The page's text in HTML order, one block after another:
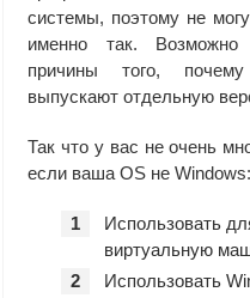
системы, поэтому не
именно так. Возможно
причины того,
выпускают отдельную
Так что у вас не очень
если ваша OS не Windows:
Использовать
виртуальную
Использовать